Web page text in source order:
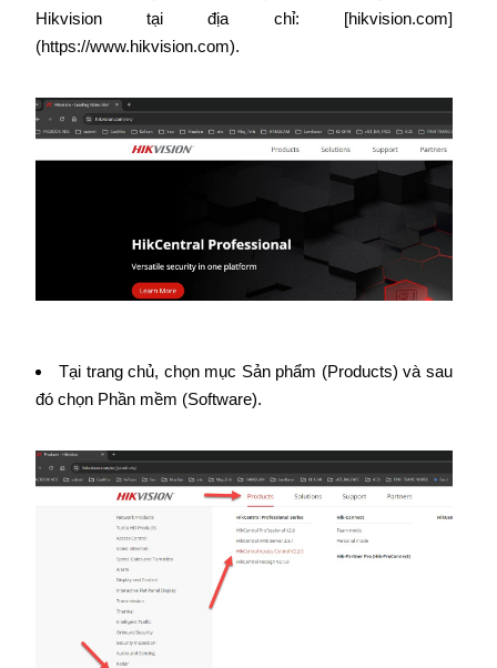
Hikvision tại địa chỉ: [hikvision.com]
(https://www.hikvision.com).
Tại trang chủ, chọn mục Sản phẩm (Products) và sau
đó chọn Phần mềm (Software).